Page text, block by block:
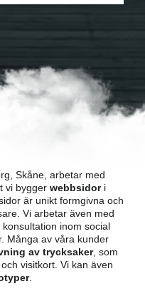
Skåne, arbetar med
vi bygger webbsidori
är unikt formgivna och
Vi arbetar även med
inom social
Många av våra kunder
av trycksaker, som
visitkort. Vi kan även
.